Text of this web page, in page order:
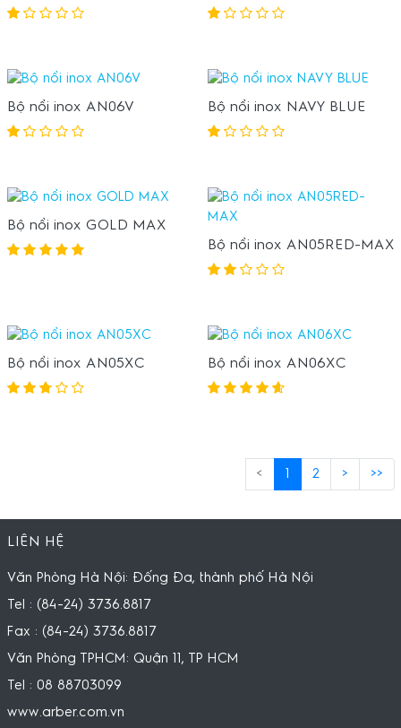
Bộ nồi inox AN06V Bộ nồi inox NAVY BLUE
Bộ nồi inox GOLD MAX
Bộ nồi inox AN05RED-MAX
Bộ nồi inox AN05XC Bộ nồi inox AN06XC
< 2 > >>
LIÊN HỆ
Văn Phòng Hà Nội: Đống Đa, thành phố Hà Nội
Tel : (84-24) 3736.8817
Fax : (84-24) 3736.8817
Văn Phòng TPHCM: Quận 11, TP HCM
Tel : 08 88703099
www.arber.com.vn